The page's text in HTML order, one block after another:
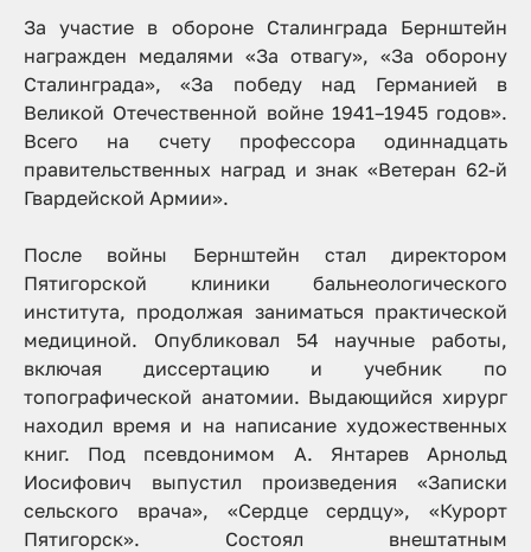
За участие в обороне Сталинграда Бернштейн
награжден медалями «За отвагу», «За оборону
Сталинграда», «За победу над Германией в
Великой Отечественной войне 1941–1945 годов».
Всего на счету профессора одиннадцать
правительственных наград и знак «Ветеран 62-й
Гвардейской Армии».
После войны Бернштейн стал директором
Пятигорской клиники бальнеологического
института, продолжая заниматься практической
медициной. Опубликовал 54 научные работы,
включая диссертацию и учебник по
топографической анатомии. Выдающийся хирург
находил время и на написание художественных
книг. Под псевдонимом А. Янтарев Арнольд
Иосифович выпустил произведения «Записки
сельского врача», «Сердце сердцу», «Курорт
Пятигорск». Состоял внештатным